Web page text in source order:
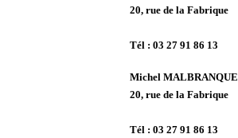
20, rue de la Fabrique
Tél : 03 27 91 86 13
Michel MALBRANQUE
20, rue de la Fabrique
Tél : 03 27 91 86 13